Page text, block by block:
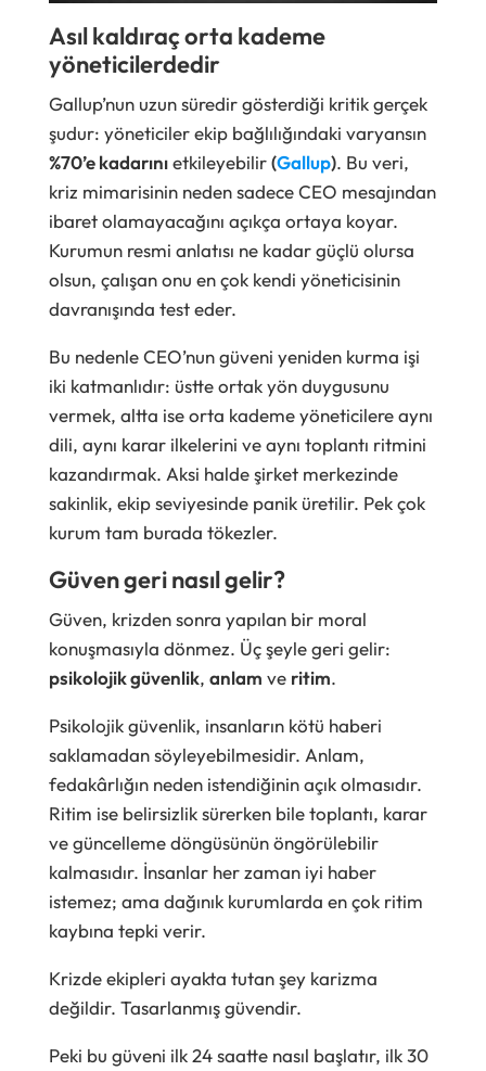
Asıl kaldıraç orta kademe
yöneticilerdedir
Gallup’nun uzun süredir gösterdiği kritik gerçek
şudur: yöneticiler ekip bağlılığındaki varyansın
%70’e kadarınıetkileyebilir(Gallup). Bu veri,
kriz mimarisinin neden sadece CEO mesajından
ibaret olamayacağını açıkça ortaya koyar.
Kurumun resmi anlatısı ne kadar güçlü olursa
olsun, çalışan onu en çok kendi yöneticisinin
davranışında test eder.
Bu nedenle CEO’nun güveni yeniden kurma işi
iki katmanlıdır: üstte ortak yön duygusunu
vermek, altta ise orta kademe yöneticilere aynı
dili, aynı karar ilkelerini ve aynı toplantı ritmini
kazandırmak. Aksi halde şirket merkezinde
sakinlik, ekip seviyesinde panik üretilir. Pek çok
kurum tam burada tökezler.
Güven geri nasıl gelir?
Güven, krizden sonra yapılan bir moral
konuşmasıyla dönmez. Üç şeyle geri gelir:
psikolojik güvenlik, anlam ve ritim.
Psikolojik güvenlik, insanların kötü haberi
saklamadan söyleyebilmesidir. Anlam,
fedakârlığın neden istendiğinin açık olmasıdır.
Ritim ise belirsizlik sürerken bile toplantı, karar
ve güncelleme döngüsünün öngörülebilir
kalmasıdır. İnsanlar her zaman iyi haber
istemez; ama dağınık kurumlarda en çok ritim
kaybına tepki verir.
Krizde ekipleri ayakta tutan şey karizma
değildir. Tasarlanmış güvendir.
Peki bu güveni ilk 24 saatte nasıl başlatır, ilk 30